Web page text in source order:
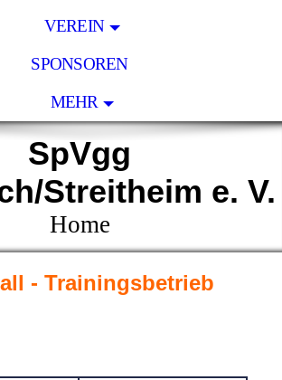
VEREIN
SPONSOREN
MEHR
SpVgg
Streitheim e. V.
Home
- Trainingsbetrieb